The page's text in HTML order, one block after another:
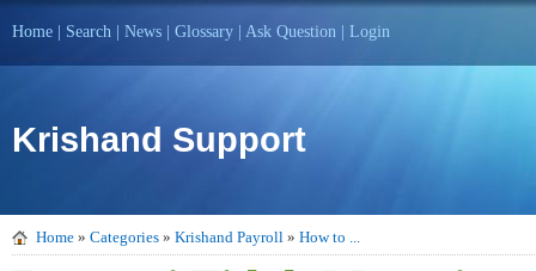
Home Search News Glossary Ask Question Login
Krishand Support
Home » Categories » Krishand Payroll » How to ...